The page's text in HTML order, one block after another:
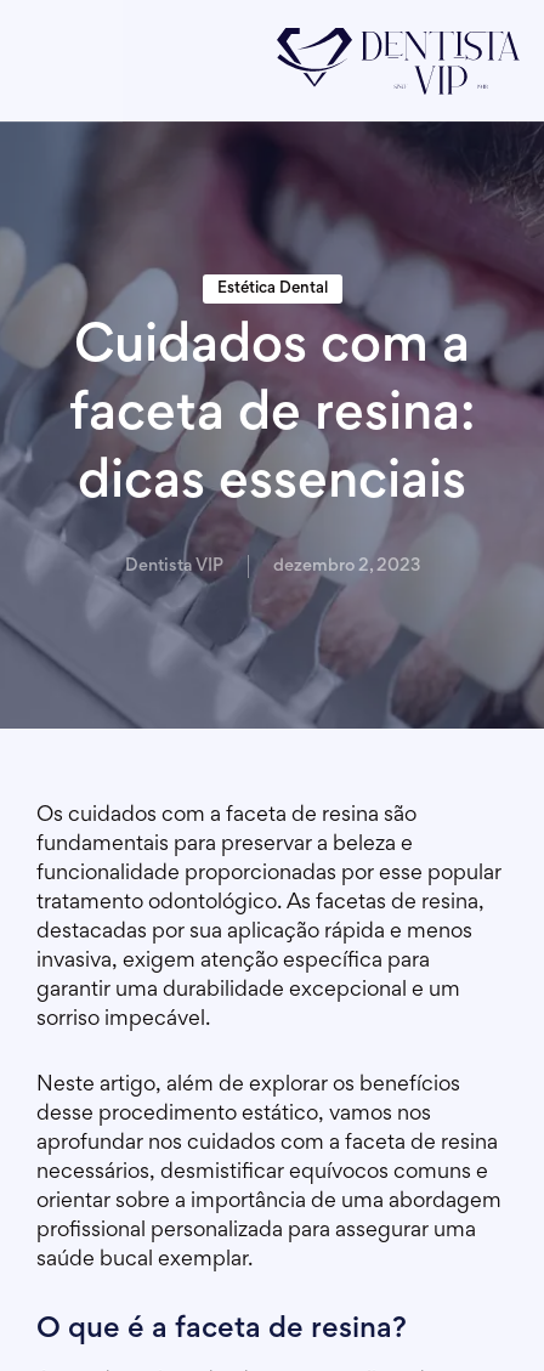
Estética Dental
Cuidados com a
faceta de resina:
dicas essenciais
Dentista VIP dezembro 2, 2023
Os cuidados com a faceta de resina são
fundamentais para preservar a beleza e
funcionalidade proporcionadas por esse popular
tratamento odontológico. As facetas de resina,
destacadas por sua aplicação rápida e menos
invasiva, exigem atenção específica para
garantir uma durabilidade excepcional e um
sorriso impecável.
Neste artigo, além de explorar os benefícios
desse procedimento estático, vamos nos
aprofundar nos cuidados com a faceta de resina
necessários, desmistificar equívocos comuns e
orientar sobre a importância de uma abordagem
profissional personalizada para assegurar uma
saúde bucal exemplar.
O que é a faceta de resina?